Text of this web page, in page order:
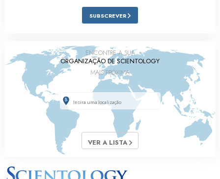
SUBSCREVER
ENCONTRE A SUA
ORGANIZAÇÃO DE SCIENTOLOGY
MAIS PRÓXIMA
VER A LISTA